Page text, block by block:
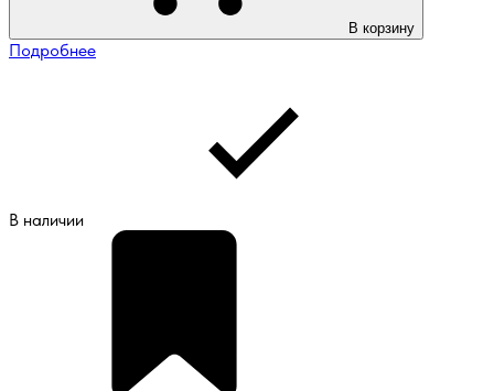
В корзину
Подробнее
В наличии